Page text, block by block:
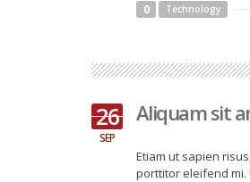
0 Technology
Aliquam sit
26
SEP
Etiam ut sapien
porttitor eleifend